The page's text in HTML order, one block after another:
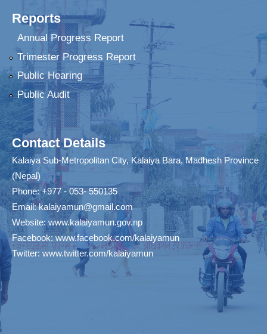
Reports
Annual Progress Report
Trimester Progress Report
Public Hearing
Public Audit
Contact Details
Kalaiya Sub-Metropolitan City, Kalaiya Bara, Madhesh Province
(Nepal)
Phone: +977 - 053- 550135
Email:kalaiyamun@gmail.com
Website:www.kalaiyamun.gov.np
Facebook:www.facebook.com/kalaiyamun
Twitter: www.twitter.com/kalaiyamun